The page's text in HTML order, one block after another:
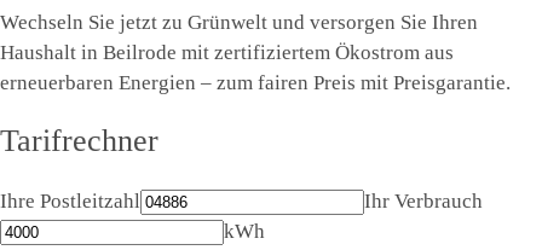
Wechseln Sie jetzt zu Grünwelt und versorgen Sie Ihren
Haushalt in Beilrode mit zertifiziertem Ökostrom aus
erneuerbaren Energien – zum fairen Preis mit Preisgarantie.
Tarifrechner
Ihre Postleitzahl
Ihr Verbrauch
kWh